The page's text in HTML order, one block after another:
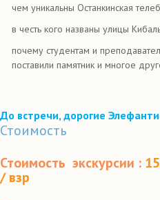
чем уникальны Останкинская
в честь кого названы улицы
почему студентам и
поставили памятник и многое
До встречи, дорогие
Стоимость
Стоимость экскурсии :
/ взр